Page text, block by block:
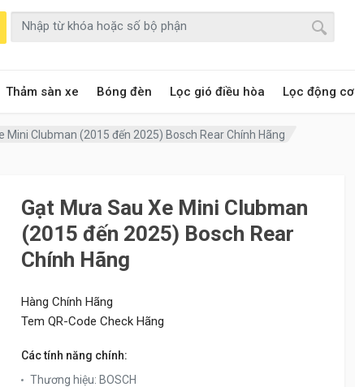
Thảm sàn xe Bóng đèn Lọc gió điều hòa Lọc động cơ
Mini Clubman (2015 đến 2025) Bosch Rear Chính Hãng
Gạt Mưa Sau Xe Mini Clubman
(2015 đến 2025) Bosch Rear
Chính Hãng
Hàng Chính Hãng
Tem QR-Code Check Hãng
Các tính năng chính:
Thương hiệu: BOSCH